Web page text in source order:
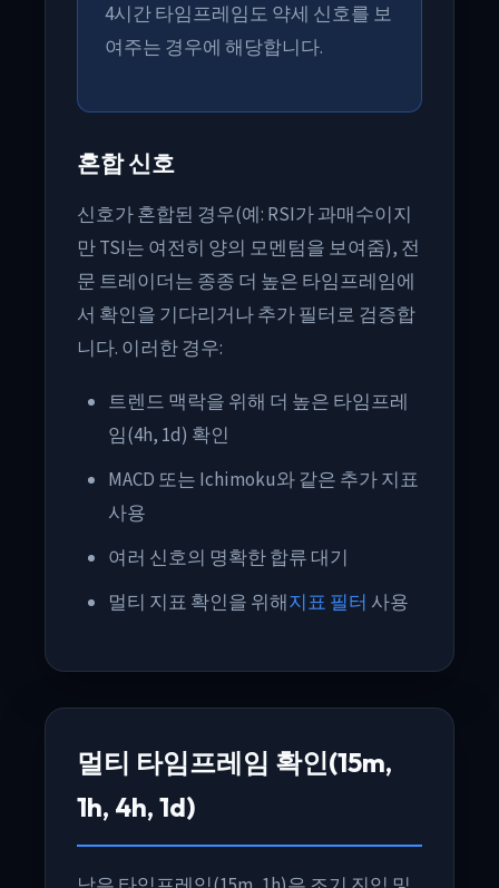
4시간 타임프레임도 약세 신호를 보
여주는 경우에 해당합니다.
혼합 신호
신호가 혼합된 경우(예: RSI가 과매수이지
만 TSI는 여전히 양의 모멘텀을 보여줌), 전
문 트레이더는 종종 더 높은 타임프레임에
서 확인을 기다리거나 추가 필터로 검증합
니다. 이러한 경우:
트렌드 맥락을 위해 더 높은 타임프레
임(4h, 1d) 확인
MACD 또는 Ichimoku와 같은 추가 지표
사용
여러 신호의 명확한 합류 대기
멀티 지표 확인을 위해지표 필터 사용
멀티 타임프레임 확인(15m,
1h, 4h, 1d)